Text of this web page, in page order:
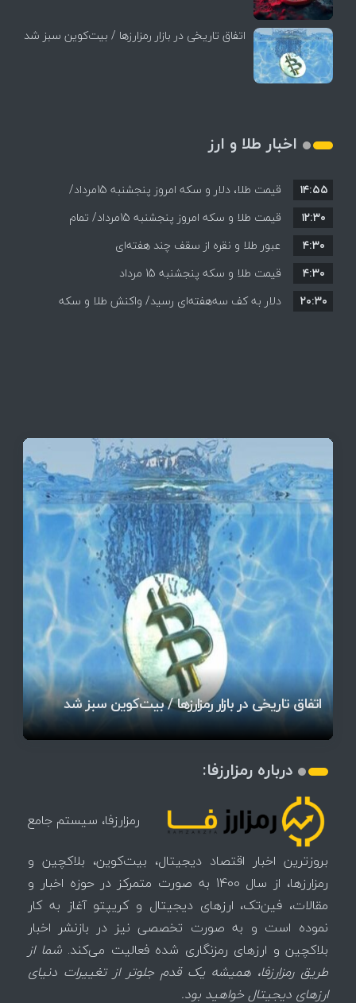
اتفاق تاریخی در بازار رمزارزها / بیت‌کوین سبز شد
اخبار طلا و ارز
قیمت طلا، دلار و سکه امروز پنجشنبه 15مرداد/
افزایش قیمت ها + جدول
۱۴:۵۵
قیمت طلا و سکه امروز پنجشنبه 15مرداد/ تمام
قیمت ها بر مدار افزایش + جدول
۱۲:۳۰
عبور طلا و نقره از سقف چند هفته‌ای
۴:۳۰
قیمت طلا و سکه پنجشنبه 15 مرداد
۴:۳۰
دلار به کف سه‌هفته‌ای رسید/ واکنش طلا و سکه
۲۰:۳۰
چرا سرعت تراکنش‌ها در اقتصاد دیجیتال اهمیت دارد؟
آخرین وضعیت بازار رمزارزها در جهان / مهم‌ترین
تهدید بیت‌کوین مشخص شد
اتفاق تاریخی در بازار رمزارزها / بیت‌کوین سبز شد
قیمت تتر، بیت‌کوین و اتریوم امروز دوشنبه ۵ مرداد
۱۴۰۵ | بیت‌کوین این مرز را از دست بدهد، همه‌چیز
تغییر می‌کند
رقابت پنهان دولت‌ها بر سر بیت‌کوین/ ۱۰ کشور برتر
کدامند؟
اتفاق مهم در بازار رمزارزها / بیت‌کوین وارد فاز تازه شد
تازه‌ترین رسوایی ارز دیجیتال؛ شکایت میلیاردی روی
میز / ۶۲۲ بیت‌کوین کجا رفت؟
بحران بدهی شرکت‌ها و خطر فروش اجباری میلیاردها
دلار بیت‌کوین
درباره رمزارزفا:
رمزارزفا، سیستم جامع
بروزترین اخبار اقتصاد دیجیتال، بیت‌کوین، بلاکچین و
رمزارزها، از سال 1400 به صورت متمرکز در حوزه اخبار و
مقالات، فین‌تک، ارزهای‌ دیجیتال و کریپتو آغاز به کار
نموده است و به صورت تخصصی نیز در بازنشر اخبار
بلاکچین و ارزهای رمزنگاری شده فعالیت می‌کند.شما از
طریق رمزارزفا، همیشه یک قدم جلوتر از تغییرات دنیای
ارزهای دیجیتال خواهید بود.